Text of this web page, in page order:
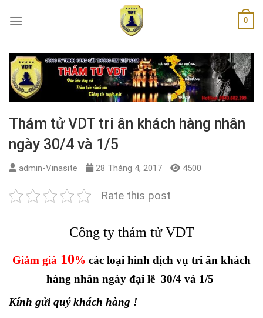
0
Thám tử VDT tri ân khách hàng nhân
ngày 30/4 và 1/5
admin-Vinasite 28 Tháng 4, 2017 4500
Rate this post
Công ty thám tử VDT
Giảm giá 10% các loại hình dịch vụ tri ân khách
hàng nhân ngày đại lễ 30/4 và 1/5
Kính gửi quý khách hàng !